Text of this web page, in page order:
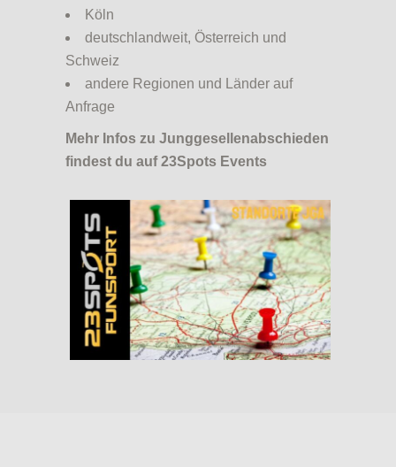
Köln
deutschlandweit, Österreich und
Schweiz
andere Regionen und Länder auf
Anfrage
Mehr Infos zu Junggesellenabschieden
findest du auf23Spots Events